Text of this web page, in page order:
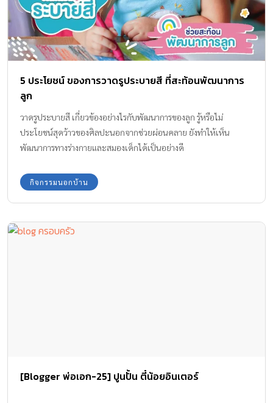
5 ประโยชน์ ของการวาดรูประบายสี ที่สะท้อนพัฒนาการ
ลูก
วาดรูประบายสี เกี่ยวข้องอย่างไรกับพัฒนาการของลูก รู้หรือไม่
ประโยชน์สุดว้าวของศิลปะนอกจากช่วยผ่อนคลาย ยังทำให้เห็น
พัฒนาการทางร่างกายและสมองเด็กได้เป็นอย่างดี
กิจกรรมนอกบ้าน
[Blogger พ่อเอก-25] ปูนปั้น ตี๋น้อยอินเตอร์